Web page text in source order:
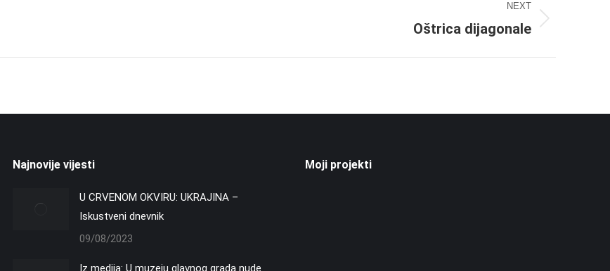
NEXT
Oštrica dijagonale
Najnovije vijesti
U CRVENOM OKVIRU: UKRAJINA –
Iskustveni dnevnik
09/08/2023
Iz medija: U muzeju glavnog grada nude
Moji projekti